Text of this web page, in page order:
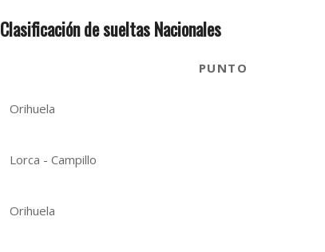
Clasificación de sueltas Nacionales
PUNTO
Orihuela
Lorca - Campillo
Orihuela